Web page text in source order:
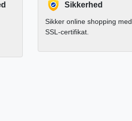
Sikkerhed
Sikker online shopping med
SSL-certifikat.